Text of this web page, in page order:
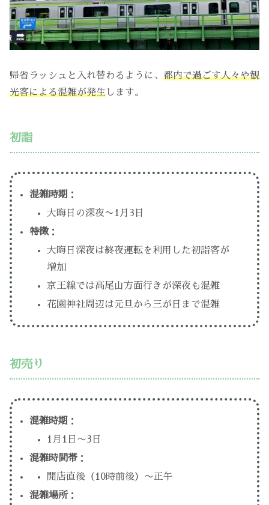
帰省ラッシュと入れ替わるように、 都内で過ごす人々や観
光客による混雑が発生 します。
初詣
混雑時期 ：
大晦日の深夜〜1月3日
特徴 ：
大晦日深夜は終夜運転を利用した初詣客が
増加
京王線では高尾山方面行きが深夜も混雑
花園神社周辺は元旦から三が日まで混雑
初売り
混雑時期 ：
1月1日〜3日
混雑時間帯 ：
開店直後（10時前後）〜正午
混雑場所：